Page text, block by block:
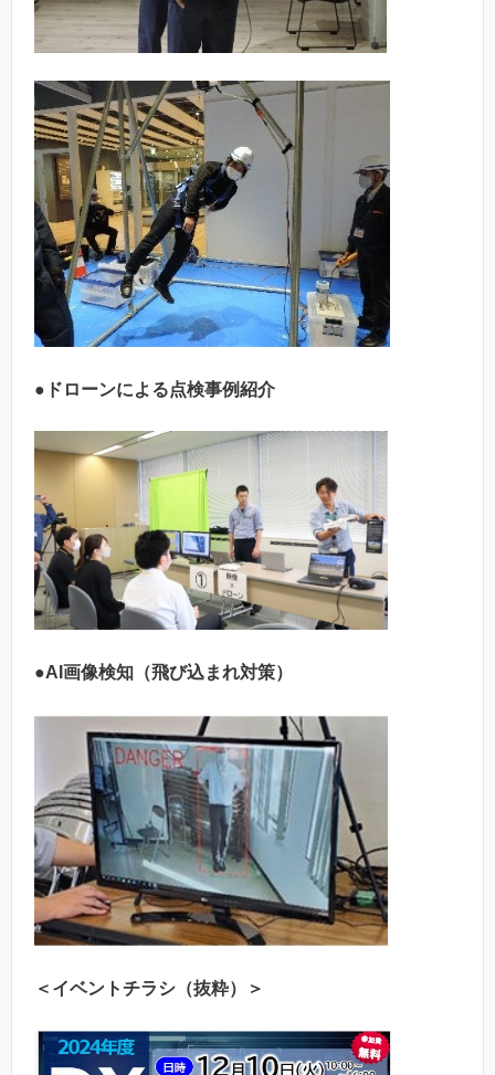
●ドローンによる点検事例紹介
●AI画像検知（飛び込まれ対策）
＜イベントチラシ（抜粋）＞